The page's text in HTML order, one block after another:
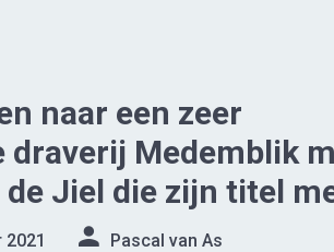
naar een zeer
draverij Medemblik
Jiel die zijn titel
Pascal van As